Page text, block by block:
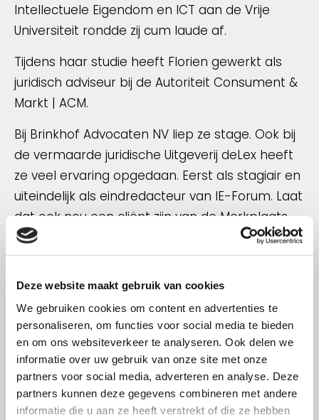
Deze website maakt gebruik van cookies
We gebruiken cookies om content en advertenties te
personaliseren, om functies voor social media te bieden
en om ons websiteverkeer te analyseren. Ook delen we
informatie over uw gebruik van onze site met onze
partners voor social media, adverteren en analyse. Deze
partners kunnen deze gegevens combineren met andere
informatie die u aan ze heeft verstrekt of die ze hebben
Intellectuele Eigendom en ICT aan de Vrije
Universiteit rondde zij cum laude af.
Tijdens haar studie heeft Florien gewerkt als
juridisch adviseur bij de Autoriteit Consument &
Markt | ACM.
Bij Brinkhof Advocaten NV liep ze stage. Ook bij
de vermaarde juridische Uitgeverij deLex heeft
ze veel ervaring opgedaan. Eerst als stagiair en
uiteindelijk als eindredacteur van IE-Forum. Laat
dat ook nou een cliënt zijn van de Merkplaats.
De wereld is klein.
samenvatten en redigeren van vonnissen op
het gebied van intellectueel eigendomsrecht.
In haar vrije tijd leest Florien graag, luistert ze
veel muziek en podcasts, en vindt ze het leuk
om met vrienden mee te doen aan pubquizzen.